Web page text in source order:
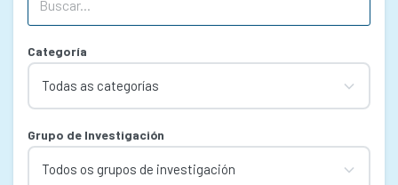
Categoría
Grupo de Investigación